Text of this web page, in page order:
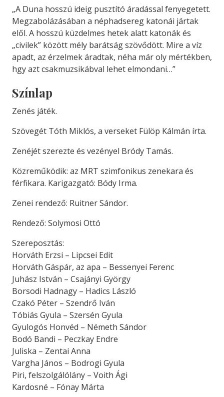
„A Duna hosszú ideig pusztító áradással fenyegetett.
Megzabolázásában a néphadsereg katonái jártak
elől. A hosszú küzdelmes hetek alatt katonák és
„civilek” között mély barátság szövődött. Mire a víz
apadt, az érzelmek áradtak, néha már oly mértékben,
hgy azt csakmuzsikábval lehet elmondani…”
Színlap
Zenés játék.
Szövegét Tóth Miklós, a verseket Fülöp Kálmán írta.
Zenéjét szerezte és vezényel Bródy Tamás.
Közreműködik: az MRT szimfonikus zenekara és
férfikara. Karigazgató: Bódy Irma.
Zenei rendező: Ruitner Sándor.
Rendező: Solymosi Ottó
Szereposztás:
Horváth Erzsi – Lipcsei Edit
Horváth Gáspár, az apa – Bessenyei Ferenc
Juhász István – Csajányi György
Borsodi Hadnagy – Hadics László
Czakó Péter – Szendrő Iván
Tóbiás Gyula – Szersén Gyula
Gyulogós Honvéd – Németh Sándor
Bodó Bandi – Peczkay Endre
Juliska – Zentai Anna
Vargha János – Bodrogi Gyula
Piri, felszolgálólány – Voith Ági
Kardosné – Fónay Márta